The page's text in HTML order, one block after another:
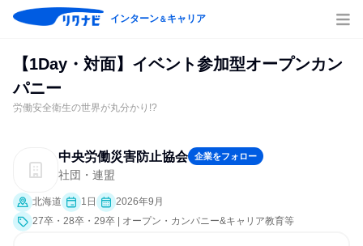
インターン＆キャリア
【1Day・対面】イベント参加型オープンカン
パニー
労働安全衛生の世界が丸分かり!?
中央労働災害防止協会 企業をフォロー
社団・連盟
北海道 1日
2026年9月
27卒・28卒・29卒 | オープン・カンパニー&キャリア教育等